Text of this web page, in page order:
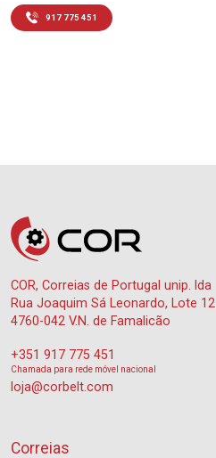
917 775 451
COR, Correias de Portugal unip. lda
Rua Joaquim Sá Leonardo, Lote 12
4760-042 V.N. de Famalicão
+351 917 775 451
Chamada para rede móvel nacional
loja@corbelt.com
Correias